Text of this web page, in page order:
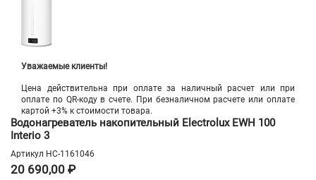
Уважаемые клиенты!
Цена действительна при оплате за наличный расчет или при
оплате по QR-коду в счете. При безналичном расчете или оплате
картой +3% к стоимости товара.
Водонагреватель накопительный Electrolux EWH 100
Interio 3
Артикул НС-1161046
20 690,00 ₽